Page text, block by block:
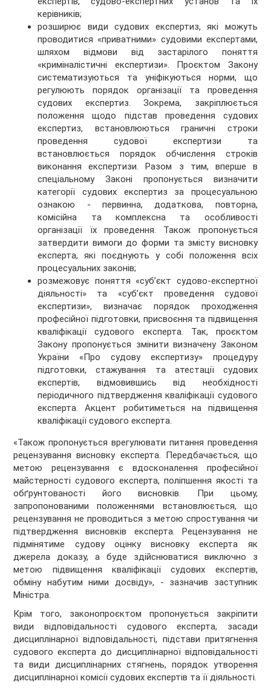
керівників;
розширює види судових експертиз, які можуть
проводитися «приватними» судовими експертами,
шляхом відмови від застарілого поняття
«криміналістичні експертизи». Проєктом Закону
систематизуються та уніфікуються норми, що
регулюють порядок організації та проведення
судових експертиз. Зокрема, закріплюється
положення щодо підстав проведення судових
експертиз, встановлюються граничні строки
проведення судової експертизи та
встановлюється порядок обчислення строків
виконання експертизи. Разом з тим, вперше в
спеціальному Законі пропонується визначити
категорії судових експертиз за процесуальною
ознакою - первинна, додаткова, повторна,
комісійна та комплексна та особливості
організації їх проведення. Також пропонується
затвердити вимоги до форми та змісту висновку
експерта, які поєднують у собі положення всіх
процесуальних законів;
розмежовує поняття «суб’єкт судово-експертної
діяльності» та «суб’єкт проведення судової
експертизи», визначає порядок проходження
професійної підготовки, присвоєння та підвищення
кваліфікації судового експерта. Так, проєктом
Закону пропонується змінити визначену Законом
України «Про судову експертизу» процедуру
підготовки, стажування та атестації судових
експертів, відмовившись від необхідності
періодичного підтвердження кваліфікації судового
експерта. Акцент робитиметься на підвищення
кваліфікації судового експерта.
«Також пропонується врегулювати питання проведення
рецензування висновку експерта. Передбачається, що
метою рецензування є вдосконалення професійної
майстерності судового експерта, поліпшення якості та
обґрунтованості його висновків. При цьому,
запропонованими положеннями встановлюється, що
рецензування не проводиться з метою спростування чи
підтвердження висновків експерта. Рецензування не
підмінятиме судову оцінку висновку експерта як
джерела доказу, а буде здійснюватися виключно з
метою підвищення кваліфікації судових експертів,
обміну набутим ними досвіду», - зазначив заступник
Міністра.
Крім того, законопроєктом пропонується закріпити
види відповідальності судового експерта, засади
дисциплінарної відповідальності, підстави притягнення
судового експерта до дисциплінарної відповідальності
та види дисциплінарних стягнень, порядок утворення
дисциплінарної комісії судових експертів та її діяльності.